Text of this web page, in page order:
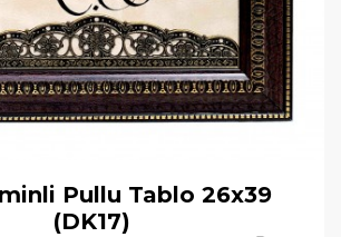
Pullu Tablo 26x39
(DK17)